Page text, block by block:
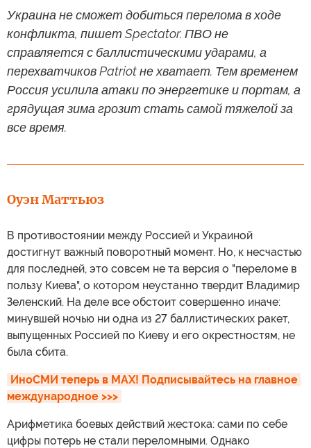
Украина не сможет добиться перелома в ходе
конфликта, пишет Spectator. ПВО не
справляется с баллистическими ударами, а
перехватчиков Patriot не хватает. Тем временем
Россия усилила атаки по энергетике и портам, а
грядущая зима грозит стать самой тяжелой за
все время.
Оуэн Маттьюз
В противостоянии между Россией и Украиной
достигнут важный поворотный момент. Но, к несчастью
для последней, это совсем не та версия о "переломе в
пользу Киева", о котором неустанно твердит Владимир
Зеленский. На деле все обстоит совершенно иначе:
минувшей ночью ни одна из 27 баллистических ракет,
выпущенных Россией по Киеву и его окрестностям, не
была сбита.
ИноСМИ теперь в MAX! Подписывайтесь на главное
международное >>>
Арифметика боевых действий жестока: сами по себе
цифры потерь не стали переломными. Однако